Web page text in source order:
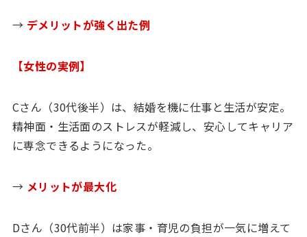
→ デメリットが強く出た例
【女性の実例】
Cさん（30代後半）は、結婚を機に仕事と生活が安定。
精神面・生活面のストレスが軽減し、安心してキャリア
に専念できるようになった。
→ メリットが最大化
Dさん（30代前半）は家事・育児の負担が一気に増えて